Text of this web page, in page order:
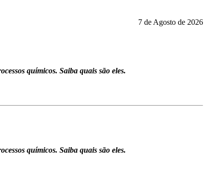
7 de Agosto de 2026
químicos. Saiba quais são eles.
químicos. Saiba quais são eles.